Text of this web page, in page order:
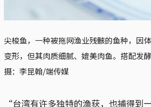
尖梭鱼，一种被拖网渔业残骸的鱼种，因
变形，但其肉质细腻、媲美肉鱼。搭配发
摄：李昆翰/端传媒
“台湾有许多独特的渔获，也捕得到